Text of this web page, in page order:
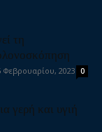
τη
Φεβρουαρίου, 2023 0
γερή και υγιή